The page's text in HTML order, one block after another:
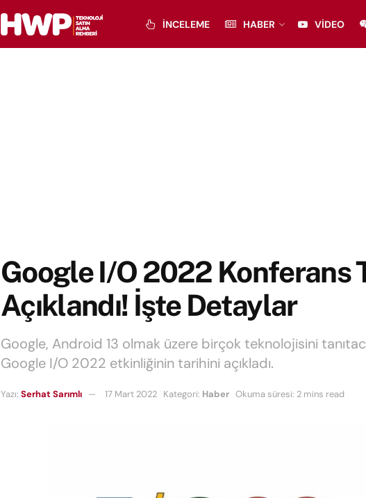
İNCELEME HABER VIDEO
Google I/O 2022 Konferans
Açıklandı! İşte Detaylar
Google, Android 13 olmak üzere birçok teknolojisini
Google I/O 2022 etkinliğinin tarihini açıkladı.
Yazı: Serhat Sarımlı 17 Mart 2022 Kategori: Haber Okuma süresi: 2 mins read